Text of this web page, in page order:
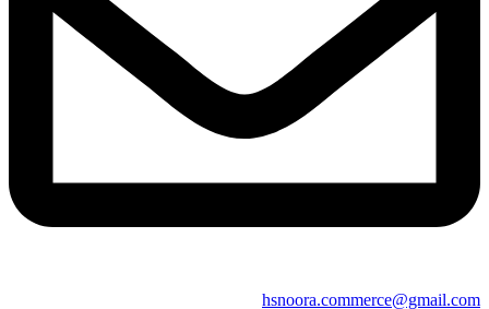
hsnoora.commerce@gmail.com